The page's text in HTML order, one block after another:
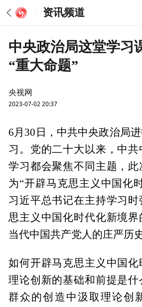
资讯频道
中央政治局这堂学习
“重大命题”
央视网
2023-07-02 20:37
6月30日，中共中央政治局
习。党的二十大以来，中共
学习都会聚焦不同主题，
为“开辟马克思主义中国化
习近平总书记在主持学习
思主义中国化时代化新境
当代中国共产党人的庄严历
如何开辟马克思主义中国化
理论创新的基础和前提是什
群众的创造中汲取理论创